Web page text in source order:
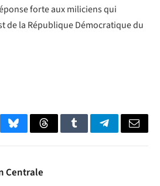
forte aux miliciens qui
de la République Démocratique du
BlueskyThreadsTumblrTelegramEmail
Centrale